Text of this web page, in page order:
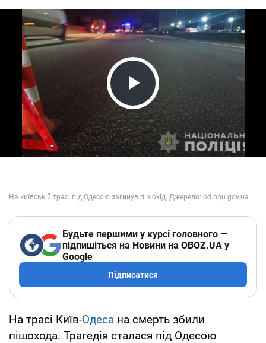
Play Video
Будьте першими у курсі головного —
підпишіться на Новини на OBOZ.UA у
Google
Підписатися
На трасі Київ-Одеса на смерть збили
пішохода. Трагедія сталася під Одесою